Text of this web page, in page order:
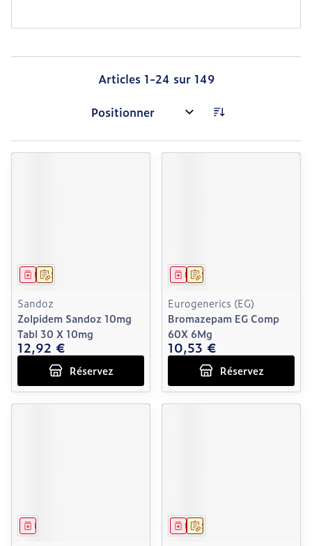
Articles 1-24 sur 149
Trier par:
Sur prescription
Médicament
Sandoz
Zolpidem Sandoz 10mg
Tabl 30 X 10mg
12,92 €
Réservez
Sur prescription
Médicament
Eurogenerics (EG)
Bromazepam EG Comp
60X 6Mg
10,53 €
Réservez
Médicament Sur prescription
Médicament